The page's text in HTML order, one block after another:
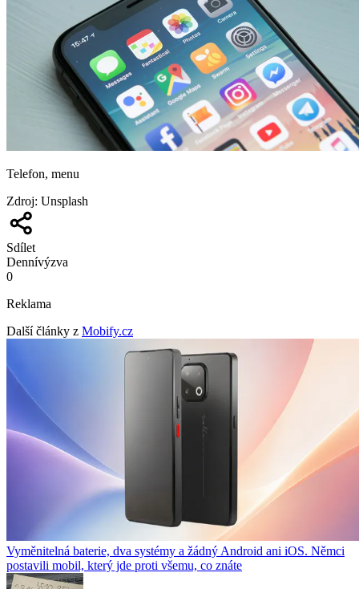
Telefon, menu
Zdroj: Unsplash
Sdílet
Dennívýzva
0
Reklama
Další články z Mobify.cz
Vyměnitelná baterie, dva systémy a žádný Android ani iOS. Němci
postavili mobil, který jde proti všemu, co znáte